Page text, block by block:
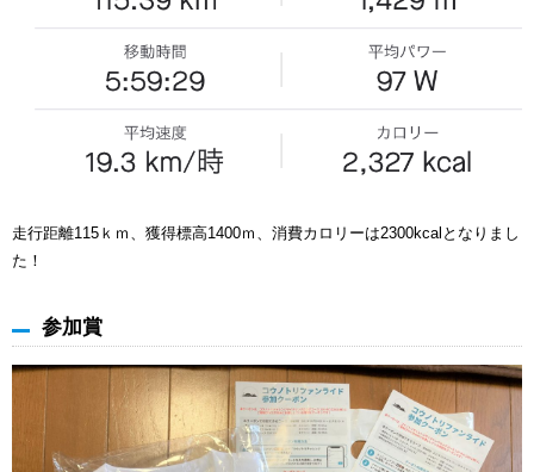
走行距離115ｋｍ、獲得標高1400ｍ、消費カロリーは2300kcalとなりまし
た！
参加賞